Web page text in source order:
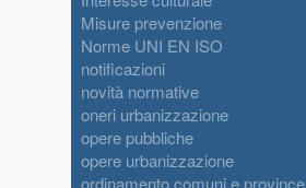
Misure prevenzione
Norme UNI EN ISO
notificazioni
novità normative
oneri urbanizzazione
opere pubbliche
opere urbanizzazione
ordinamento comuni e province